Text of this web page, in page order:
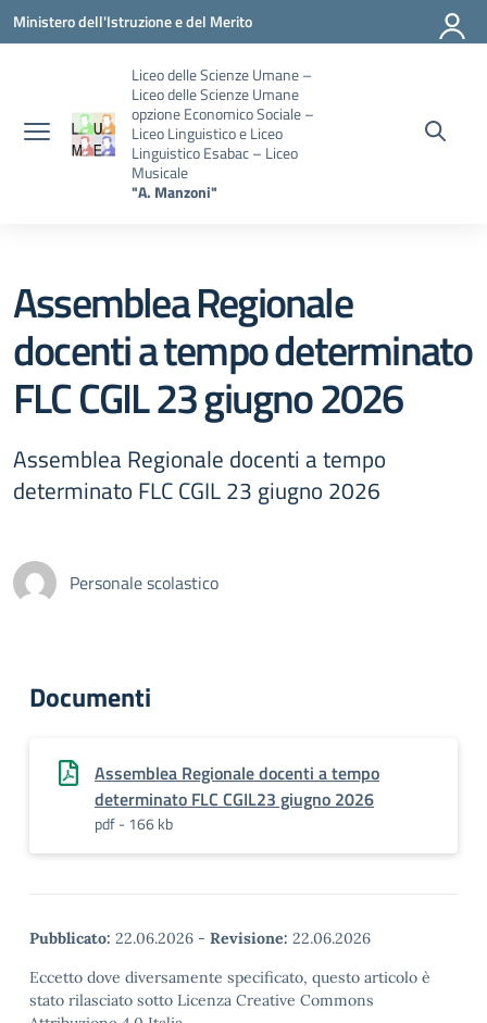
Vai ai contenuti
Vai al menu di navigazione
Vai al footer
Ministero dell'Istruzione e del Merito
Liceo delle Scienze Umane –
Liceo delle Scienze Umane
opzione Economico Sociale –
Liceo Linguistico e Liceo
Linguistico Esabac – Liceo
Musicale
"A. Manzoni"
Assemblea Regionale
docenti a tempo determinato
FLC CGIL 23 giugno 2026
Assemblea Regionale docenti a tempo
determinato FLC CGIL 23 giugno 2026
Personale scolastico
Documenti
Assemblea Regionale docenti a tempo
determinato FLC CGIL23 giugno 2026
pdf - 166 kb
Pubblicato: 22.06.2026 - Revisione: 22.06.2026
Eccetto dove diversamente specificato, questo articolo è
stato rilasciato sotto Licenza Creative Commons